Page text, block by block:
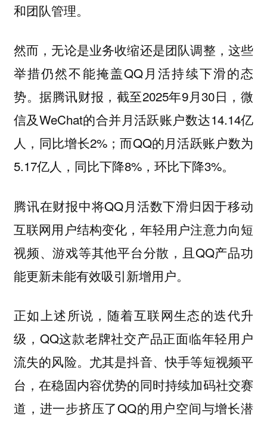
和团队管理。
然而，无论是业务收缩还是团队调整，这些
举措仍然不能掩盖QQ月活持续下滑的态
势。据腾讯财报，截至2025年9月30日，微
信及WeChat的合并月活跃账户数达14.14亿
人，同比增长2%；而QQ的月活跃账户数为
5.17亿人，同比下降8%，环比下降3%。
腾讯在财报中将QQ月活数下滑归因于移动
互联网用户结构变化，年轻用户注意力向短
视频、游戏等其他平台分散，且QQ产品功
能更新未能有效吸引新增用户。
正如上述所说，随着互联网生态的迭代升
级，QQ这款老牌社交产品正面临年轻用户
流失的风险。尤其是抖音、快手等短视频平
台，在稳固内容优势的同时持续加码社交赛
道，进一步挤压了QQ的用户空间与增长潜